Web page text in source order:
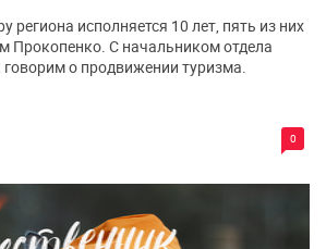
0
региона исполняется 10 лет, пять из них
Прокопенко. С начальником отдела
говорим о продвижении туризма.